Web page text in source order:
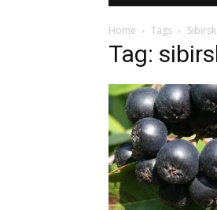
Home Tags
Tag: